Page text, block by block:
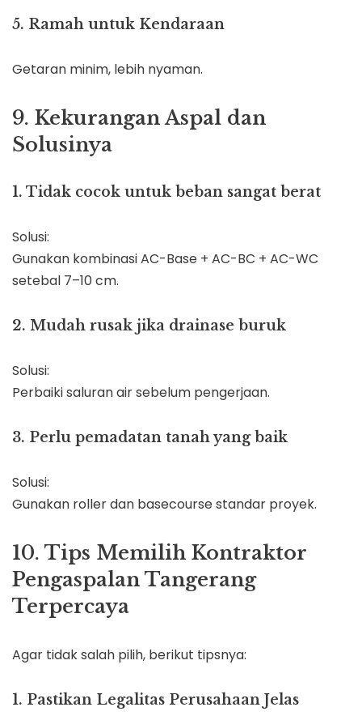
5. Ramah untuk Kendaraan
Getaran minim, lebih nyaman.
9. Kekurangan Aspal dan
Solusinya
1. Tidak cocok untuk beban sangat berat
Solusi:
Gunakan kombinasi AC-Base + AC-BC + AC-WC
setebal 7–10 cm.
2. Mudah rusak jika drainase buruk
Solusi:
Perbaiki saluran air sebelum pengerjaan.
3. Perlu pemadatan tanah yang baik
Solusi:
Gunakan roller dan basecourse standar proyek.
10. Tips Memilih Kontraktor
Pengaspalan Tangerang
Terpercaya
Agar tidak salah pilih, berikut tipsnya:
1. Pastikan Legalitas Perusahaan Jelas